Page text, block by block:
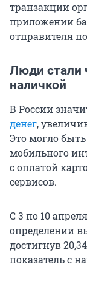
транзакции
приложении
отправителя
Люди стали
наличкой
В России
денег,
Это могло
мобильного
с оплатой
сервисов.
С 3 по 10
определении
достигнув
показатель с